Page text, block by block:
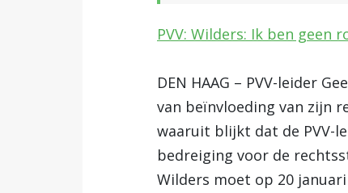
PVV: Wilders: Ik ben geen
DEN HAAG – PVV-leider
van beïnvloeding van zijn
waaruit blijkt dat de PVV-
bedreiging voor de
Wilders moet op 20